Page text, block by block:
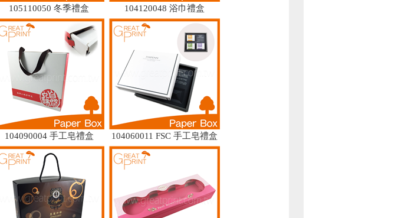
105110050 冬季禮盒 104120048 浴巾禮盒
104090004 手工皂禮盒 104060011 FSC 手工皂禮盒